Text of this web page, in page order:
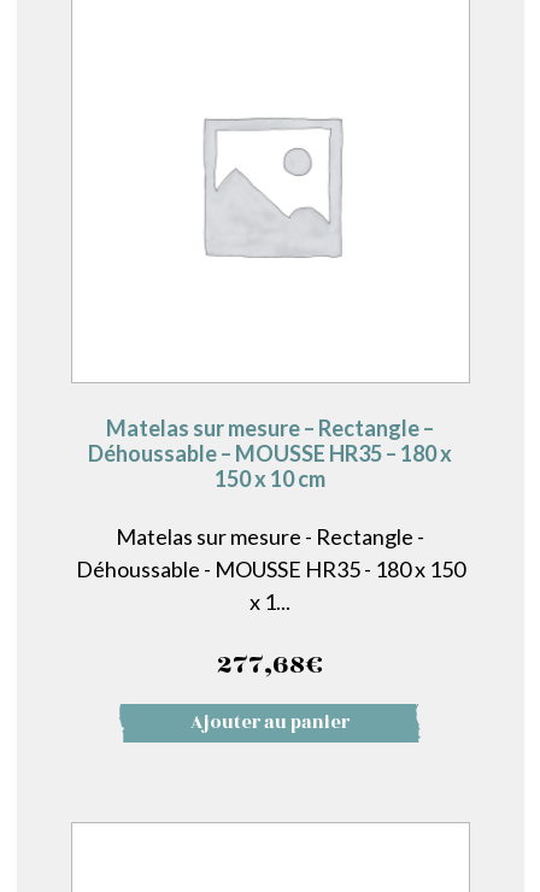
Matelas sur mesure – Rectangle –
Déhoussable – MOUSSE HR35 – 180 x
150 x 10 cm
Matelas sur mesure - Rectangle -
Déhoussable - MOUSSE HR35 - 180 x 150
x 1...
277,68€
Ajouter au panier